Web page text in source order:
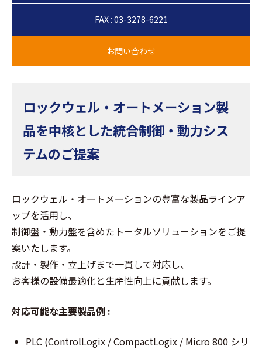
FAX : 03-3278-6221
ロックウェル・オートメーション製
品を中核とした統合制御・動力シス
テムのご提案
ロックウェル・オートメーションの豊富な製品ラインア
ップを活用し、
制御盤・動力盤を含めたトータルソリューションをご提
案いたします。
設計・製作・立上げまで一貫して対応し、
お客様の設備最適化と生産性向上に貢献します。
対応可能な主要製品例 :
PLC (ControlLogix / CompactLogix / Micro 800 シリ